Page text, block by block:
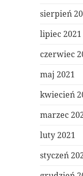
sierpień
lipiec 2021
czerwiec
maj 2021
kwiecień
marzec
luty 2021
styczeń